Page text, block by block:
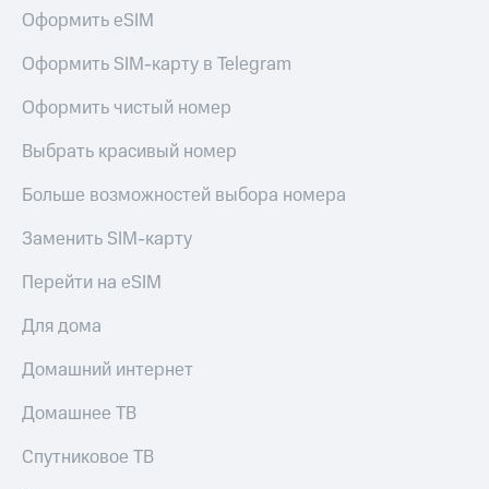
Оформить eSIM
Оформить SIM-карту в Telegram
Оформить чистый номер
Выбрать красивый номер
Больше возможностей выбора номера
Заменить SIM-карту
Перейти на eSIM
Для дома
Домашний интернет
Домашнее ТВ
Спутниковое ТВ